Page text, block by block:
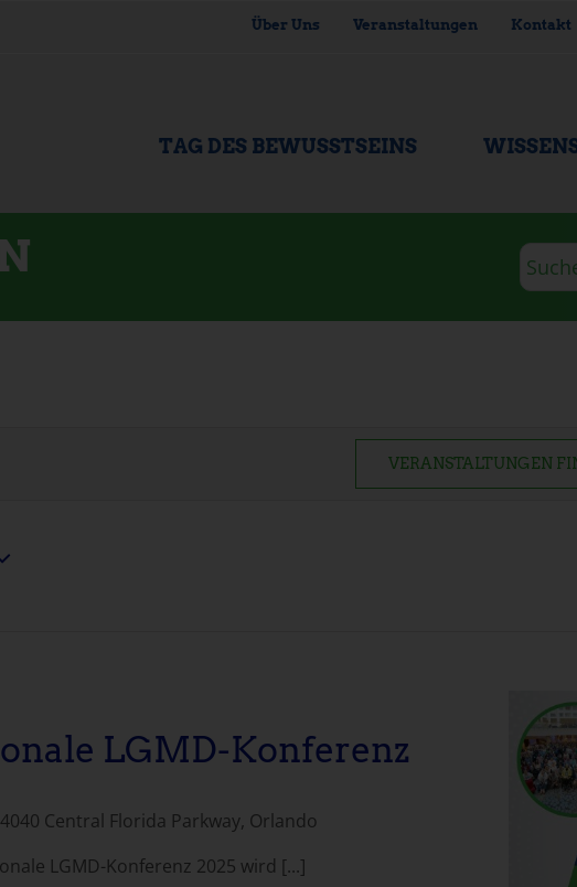
Über Uns Veranstaltungen Kontakt
TAG DES BEWUSSTSEINS
VERANSTALTUNGEN
LGMD-Konferenz
4040 Central Florida Parkway, Orlando
LGMD-Konferenz 2025 wird [...]